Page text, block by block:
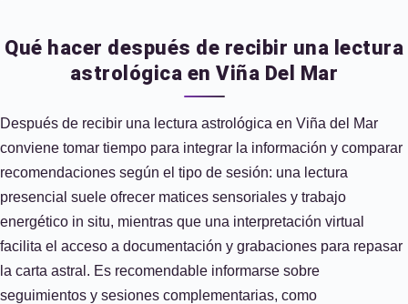
Qué hacer después de recibir una lectura
astrológica en Viña Del Mar
Después de recibir una lectura astrológica en Viña del Mar
conviene tomar tiempo para integrar la información y comparar
recomendaciones según el tipo de sesión: una lectura
presencial suele ofrecer matices sensoriales y trabajo
energético in situ, mientras que una interpretación virtual
facilita el acceso a documentación y grabaciones para repasar
la carta astral. Es recomendable informarse sobre
seguimientos y sesiones complementarias, como